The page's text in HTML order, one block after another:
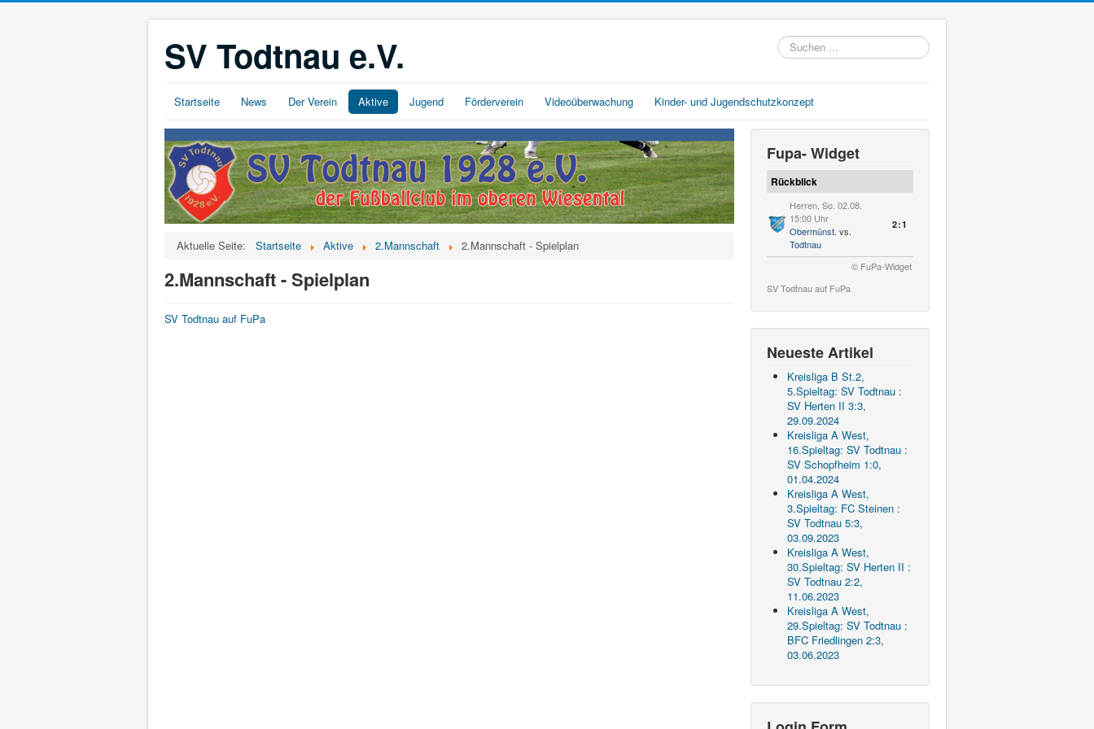
SV Todtnau e.V.
Suchen
...
Startseite News Der Verein Aktive Jugend Förderverein Videoüberwachung Kinder- und Jugendschutzkonzept
Aktuelle Seite: Startseite Aktive 2.Mannschaft 2.Mannschaft - Spielplan
2.Mannschaft - Spielplan
SV Todtnau auf FuPa
Fupa- Widget
Rückblick
Herren, So. 02.08.
15:00 Uhr
Obermünst. vs.
Todtnau
2:1
© FuPa-Widget
SV Todtnau auf FuPa
Neueste Artikel
Kreisliga B St.2,
5.Spieltag: SV Todtnau :
SV Herten II 3:3,
29.09.2024
Kreisliga A West,
16.Spieltag: SV Todtnau :
SV Schopfheim 1:0,
01.04.2024
Kreisliga A West,
3.Spieltag: FC Steinen :
SV Todtnau 5:3,
03.09.2023
Kreisliga A West,
30.Spieltag: SV Herten II :
SV Todtnau 2:2,
11.06.2023
Kreisliga A West,
29.Spieltag: SV Todtnau :
BFC Friedlingen 2:3,
03.06.2023